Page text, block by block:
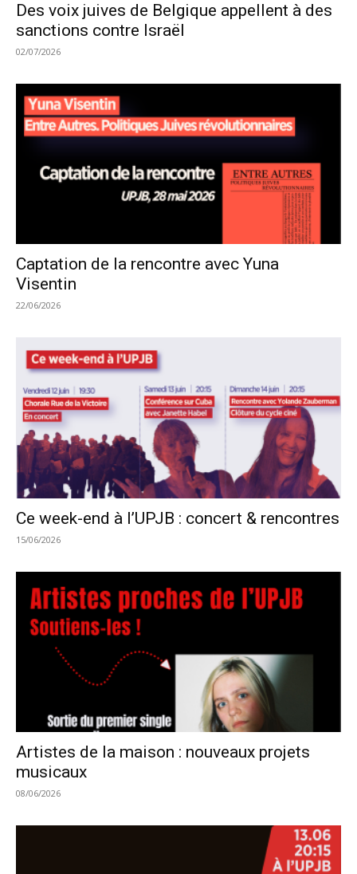
Des voix juives de Belgique appellent à des
sanctions contre Israël
02/07/2026
Captation de la rencontre avec Yuna
Visentin
22/06/2026
Ce week-end à l’UPJB : concert & rencontres
15/06/2026
Artistes de la maison : nouveaux projets
musicaux
08/06/2026